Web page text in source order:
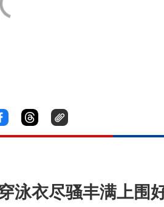
泳衣尽骚丰满上围